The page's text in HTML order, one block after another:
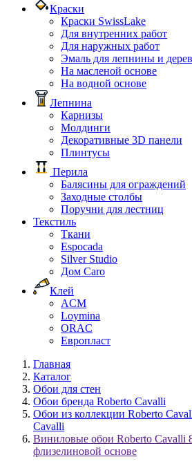
Краски
Краски SwissLake
Для внутренних работ
Для наружных работ
Эмаль для лепнины и
На масленой основе
На водной основе
Лепнина
Карнизы
Молдинги
Декоративные 3D панели
Плинтусы
Перила
Балясины для ограждений
Заходные столбы
Поручни для лестниц
Текстиль
Ткани
Espocada
Silver Studio
Дом Caro
Клей
ACM
Loymina
ORAC
Европласт
Главная
Каталог
Обои для стен
Обои бренда Roberto Cavalli
Обои из коллекции Roberto
Cavalli
Виниловые обои Roberto Cavalli
флизелиновой основе